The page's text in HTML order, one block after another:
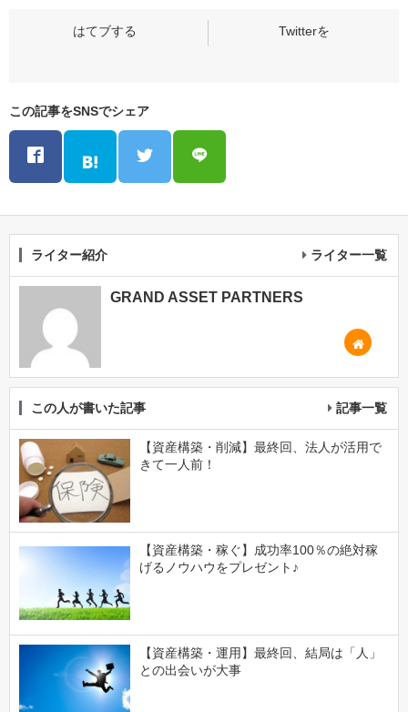
この記事をSNSでシェア
ライター紹介 ライター一覧
GRAND ASSET PARTNERS
この人が書いた記事 記事一覧
【資産構築・削減】最終回、法人が活用で
きて一人前！
【資産構築・稼ぐ】成功率100％の絶対稼
げるノウハウをプレゼント♪
【資産構築・運用】最終回、結局は「人」
との出会いが大事